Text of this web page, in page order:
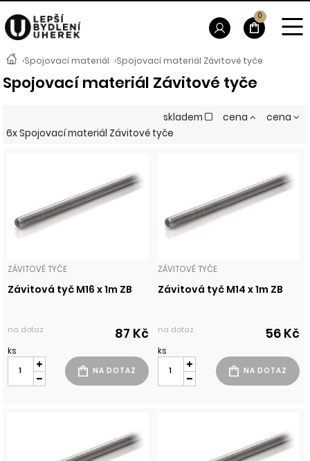
›Spojovací materiál ›Spojovací materiál Závitové tyče
Spojovací materiál Závitové tyče
skladem cena
cena
6x Spojovací materiál Závitové tyče
ZÁVITOVÉ TYČE
Závitová tyč M16 x 1m ZB
na dotaz 87 Kč
ks
ZÁVITOVÉ TYČE
Závitová tyč M14 x 1m ZB
na dotaz 56 Kč
ks
0